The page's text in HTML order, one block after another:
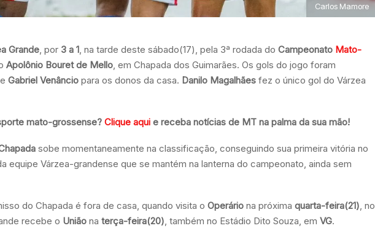
Carlos Mamore
Grande , por 3 a 1 , na tarde deste sábado(17), pela 3ª rodada do Campeonato Mato-
Apolônio Bouret de Mello , em Chapada dos Guimarães. Os gols do jogo foram
e Gabriel Venâncio para os donos da casa. Danilo Magalhães fez o único gol do Várzea
mato-grossense? Clique aqui e receba notícias de MT na palma da sua mão!
sobe momentaneamente na classificação, conseguindo sua primeira vitória no
equipe Várzea-grandense que se mantém na lanterna do campeonato, ainda sem
do Chapada é fora de casa, quando visita o Operário na próxima quarta-feira(21) , no
recebe o União na terça-feira(20) , também no Estádio Dito Souza, em VG.